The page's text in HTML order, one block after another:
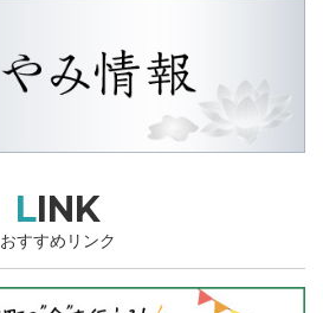
LINK
おすすめリンク